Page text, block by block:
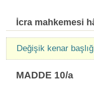
İcra mahkemesi
Değişik kenar
MADDE 10/a